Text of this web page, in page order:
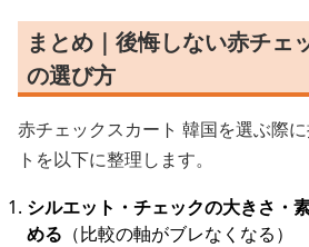
まとめ｜後悔しない赤チェ
の選び方
赤チェックスカート 韓国を選ぶ際
トを以下に整理します。
シルエット・チェックの大きさ・
める （比較の軸がブレなくなる）